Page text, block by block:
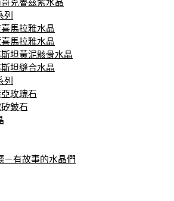
克魯茲紫水晶
馬拉雅水晶
馬拉雅水晶
斯坦黃泥骸骨水晶
斯坦縫合水晶
列
玫瑰石
鈹石
－有故事的水晶們